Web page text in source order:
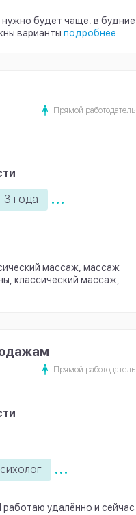
будет чаще. в будние
варианты подробнее
Прямой работодатель
3 года ...
массаж, массаж
классический массаж,
Прямой работодатель
...
удалённо и сейчас